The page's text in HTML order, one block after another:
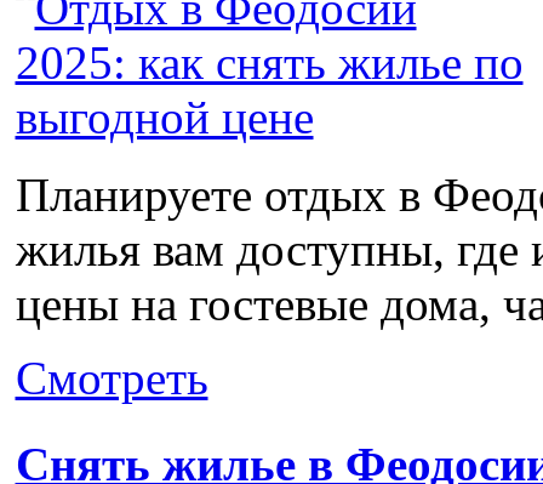
Планируете отдых в
жилья вам доступны, где
цены на гостевые дома,
Смотреть
Снять жилье в